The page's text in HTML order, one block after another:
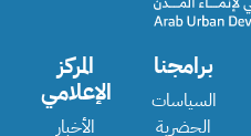
برامجنا
السياسات
الحضرية
المركز
الإعلامي
الأخبار